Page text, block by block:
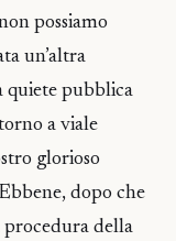
possiamo
un’altra
quiete pubblica
a viale
glorioso
dopo che
procedura della